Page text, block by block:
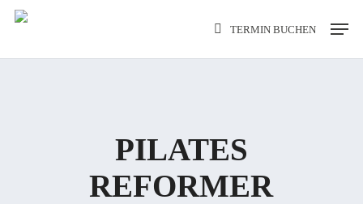
Skip
TERMIN BUCHEN
Menu
PILATES
REFORMER